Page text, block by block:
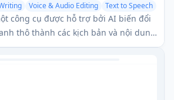
Voice & Audio Editing Text to Speech
công cụ được hỗ trợ bởi AI biến đổi
thô thành các kịch bản và nội dung
tinh chỉnh trong nhiều ngôn